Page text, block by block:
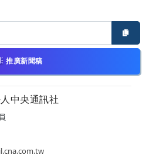
推廣新聞稿
中央通訊社